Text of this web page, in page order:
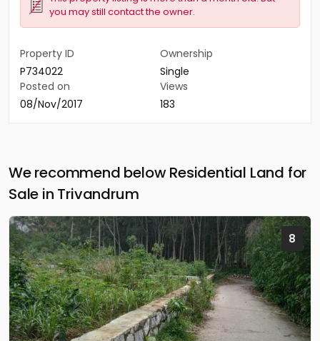
you may still contact the owner.
Property ID
P734022
Ownership
Single
Posted on
08/Nov/2017
Views
183
We recommend below Residential Land for
Sale in Trivandrum
8